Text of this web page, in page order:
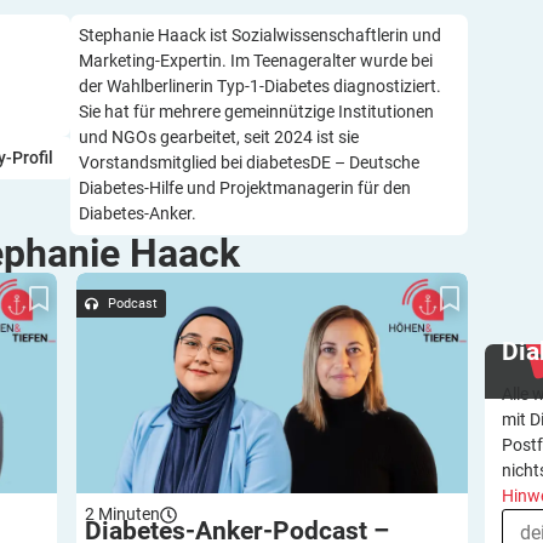
Profil
Stephanie Haack ist Sozialwissenschaftlerin und
Marketing-Expertin. Im Teenageralter wurde bei
der Wahlberlinerin Typ-1-Diabetes diagnostiziert.
Sie hat für mehrere gemeinnützige Institutionen
und NGOs gearbeitet, seit 2024 ist sie
Vorstandsmitglied bei diabetesDE – Deutsche
Diabetes-Hilfe und Projektmanagerin für den
Diabetes-Anker.
Haack
Wie
trotz
Diabetes-Anker-Podcast – Höhen & Tiefen:
Erwachsenwerden mit Diabetes – im Gespräch
mit Huda und Kathy
Podcast
2 Minuten
Diabetes-Anker-Podcast –
Alle
mit